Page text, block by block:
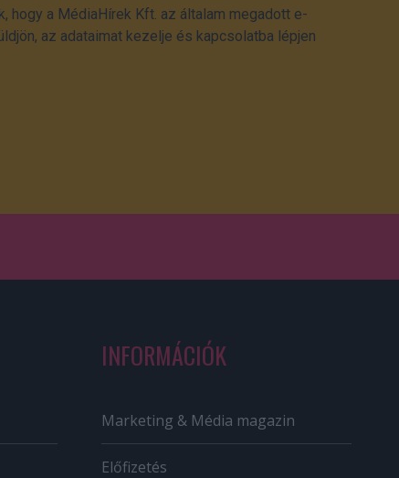
hogy a MédiaHírek Kft. az általam megadott e-
az adataimat kezelje és kapcsolatba lépjen
INFORMÁCIÓK
Marketing & Média magazin
Előfizetés